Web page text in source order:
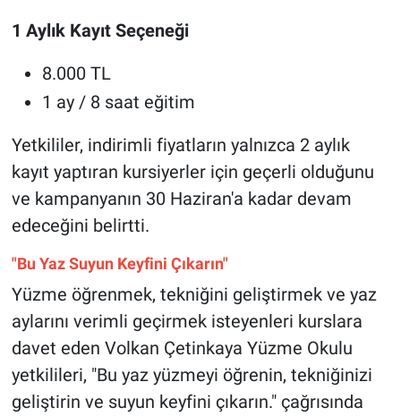
1 Aylık Kayıt Seçeneği
8.000 TL
1 ay / 8 saat eğitim
Yetkililer, indirimli fiyatların yalnızca 2 aylık
kayıt yaptıran kursiyerler için geçerli olduğunu
ve kampanyanın 30 Haziran'a kadar devam
edeceğini belirtti.
"Bu Yaz Suyun Keyfini Çıkarın"
Yüzme öğrenmek, tekniğini geliştirmek ve yaz
aylarını verimli geçirmek isteyenleri kurslara
davet eden Volkan Çetinkaya Yüzme Okulu
yetkilileri, "Bu yaz yüzmeyi öğrenin, tekniğinizi
geliştirin ve suyun keyfini çıkarın." çağrısında